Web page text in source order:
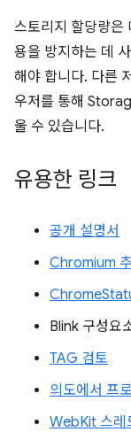
스토리지 할당량은
용을 방지하는 데
해야 합니다. 다른
우저를 통해
울 수 있습니다.
유용한 링크
공개 설명서
Chromium
Blink 구성요
TAG 검토
의도에서 프
WebKit 스레